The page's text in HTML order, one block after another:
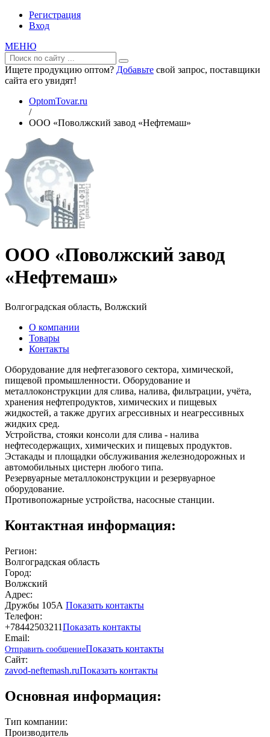
Регистрация
Вход
МЕНЮ
Ищете продукцию оптом? Добавьте свой запрос, поставщики
сайта его увидят!
OptomTovar.ru
/
ООО «Поволжский завод «Нефтемаш»
ООО «Поволжский завод
«Нефтемаш»
Волгоградская область, Волжский
О компании
Товары
Контакты
Оборудование для нефтегазового сектора, химической,
пищевой промышленности. Оборудование и
металлоконструкции для слива, налива, фильтрации, учёта,
хранения нефтепродуктов, химических и пищевых
жидкостей, а также других агрессивных и неагрессивных
жидких сред.
Устройства, стояки консоли для слива - налива
нефтесодержащих, химических и пищевых продуктов.
Эстакады и площадки обслуживания железнодорожных и
автомобильных цистерн любого типа.
Резервуарные металлоконструкции и резервуарное
оборудование.
Противопожарные устройства, насосные станции.
Контактная информация:
Регион:
Волгоградская область
Город:
Волжский
Адрес:
Дружбы 105А Показать контакты
Телефон:
+78442503211Показать контакты
Email:
Отправить сообщениеПоказать контакты
Сайт:
zavod-neftemash.ruПоказать контакты
Основная информация:
Тип компании:
Производитель